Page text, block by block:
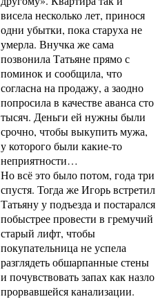
висела несколько лет, принося
одни убытки, пока старуха не
умерла. Внучка же сама
позвонила Татьяне прямо с
поминок и сообщила, что
согласна на продажу, а заодно
попросила в качестве аванса сто
тысяч. Деньги ей нужны были
срочно, чтобы выкупить мужа,
у которого были какие-то
неприятности…
Но всё это было потом, года три
спустя. Тогда же Игорь встретил
Татьяну у подъезда и постарался
побыстрее провести в гремучий
старый лифт, чтобы
покупательница не успела
разглядеть обшарпанные стены
и почувствовать запах как назло
прорвавшейся канализации.